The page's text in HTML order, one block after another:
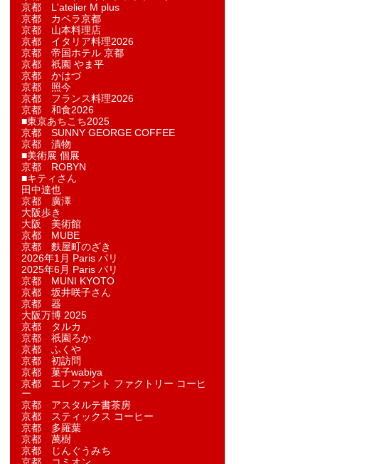
京都 L'atelier M plus
京都 カペラ京都
京都 山本料理店
京都 イタリア料理2026
京都 帝国ホテル 京都
京都 祇園 やま平
京都 かはづ
京都 照今
京都 フランス料理2026
京都 和食2026
■東京あちこち2025
京都 SUNNY GEORGE COFFEE
京都 漬物
■美術展 個展
京都 ROBYN
■キティさん
田中達也
京都 廣澤
大阪歩き
大阪 美術館
京都 MUBE
京都 麩屋町のざき
2026年1月 Paris パリ
2025年6月 Paris パリ
京都 MUNI KYOTO
京都 坂井咲子さん
京都 器
大阪万博 2025
京都 タルカ
京都 祇園ろか
京都 ふくや
京都 初訪問
京都 菓子wabiya
京都 エレファント ファクトリー コーヒ
ー
京都 アスタルテ書茶房
京都 スティックス コーヒー
京都 多羅葉
京都 萬樹
京都 じんぐうみち